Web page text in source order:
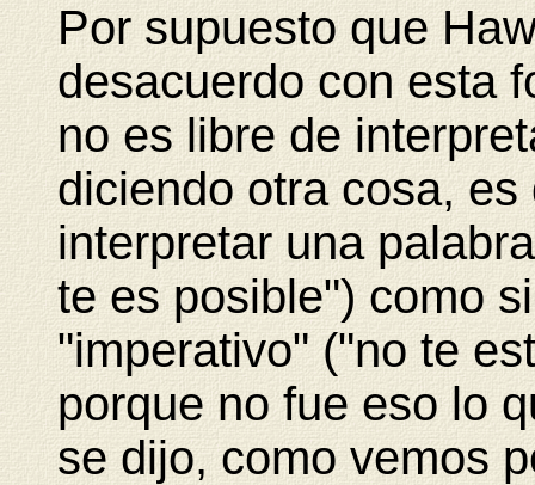
Por supuesto que
desacuerdo con esta
no es libre de
diciendo otra cosa,
interpretar una
te es posible") como
"imperativo" ("no te
porque no fue eso lo
se dijo, como vemos